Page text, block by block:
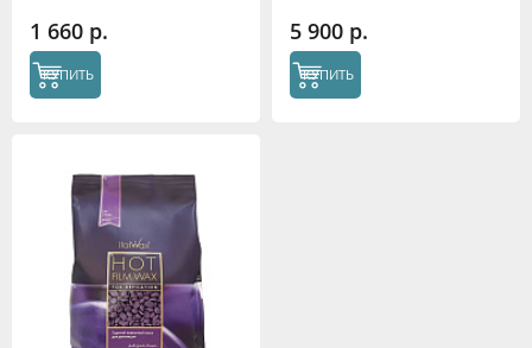
1 660 р.
КУПИТЬ
5 900 р.
КУПИТЬ